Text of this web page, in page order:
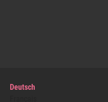
Deutsch